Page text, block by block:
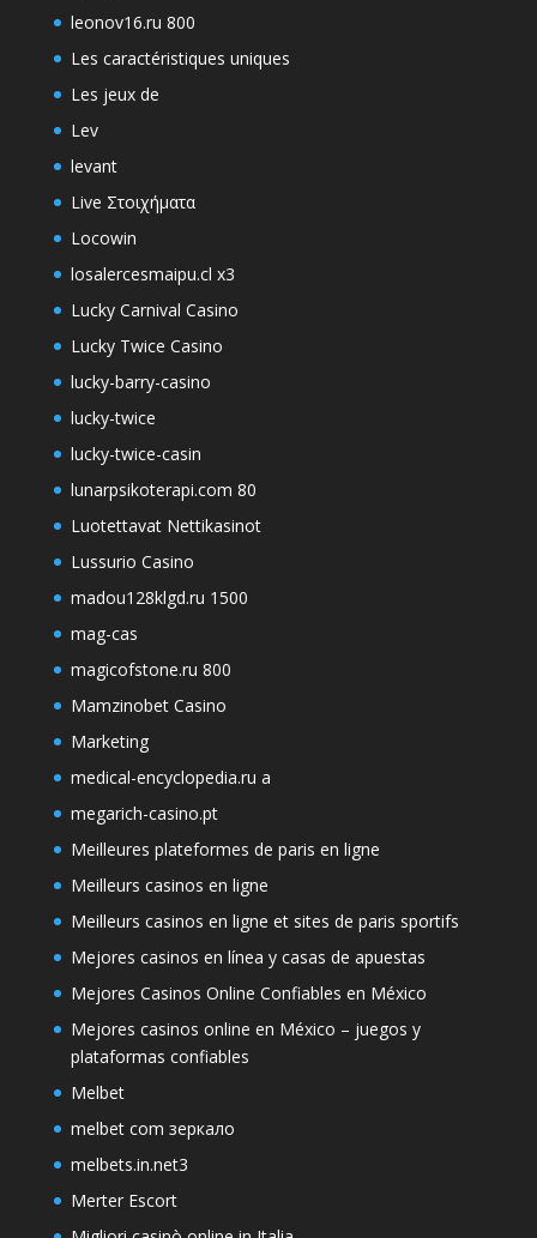
leonov16.ru 800
Les caractéristiques uniques
Les jeux de
Lev
levant
Live Στοιχήματα
Locowin
losalercesmaipu.cl x3
Lucky Carnival Casino
Lucky Twice Casino
lucky-barry-casino
lucky-twice
lucky-twice-casin
lunarpsikoterapi.com 80
Luotettavat Nettikasinot
Lussurio Casino
madou128klgd.ru 1500
mag-cas
magicofstone.ru 800
Mamzinobet Casino
Marketing
medical-encyclopedia.ru a
megarich-casino.pt
Meilleures plateformes de paris en ligne
Meilleurs casinos en ligne
Meilleurs casinos en ligne et sites de paris sportifs
Mejores casinos en línea y casas de apuestas
Mejores Casinos Online Confiables en México
Mejores casinos online en México – juegos y
plataformas confiables
Melbet
melbet com зеркало
melbets.in.net3
Merter Escort